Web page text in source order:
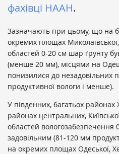
фахівці НААН.
Зазначають при цьому, що на
окремих площах
областей 0-20 см шар ґрунту
(менше 20 мм), місцями на
понизилися до незадовільних
продуктивної вологи і менше).
У південних, багатьох районах
районах центральних,
областей вологозабезпечення
задовільним (81-120 мм
на окремих площах Одеської,